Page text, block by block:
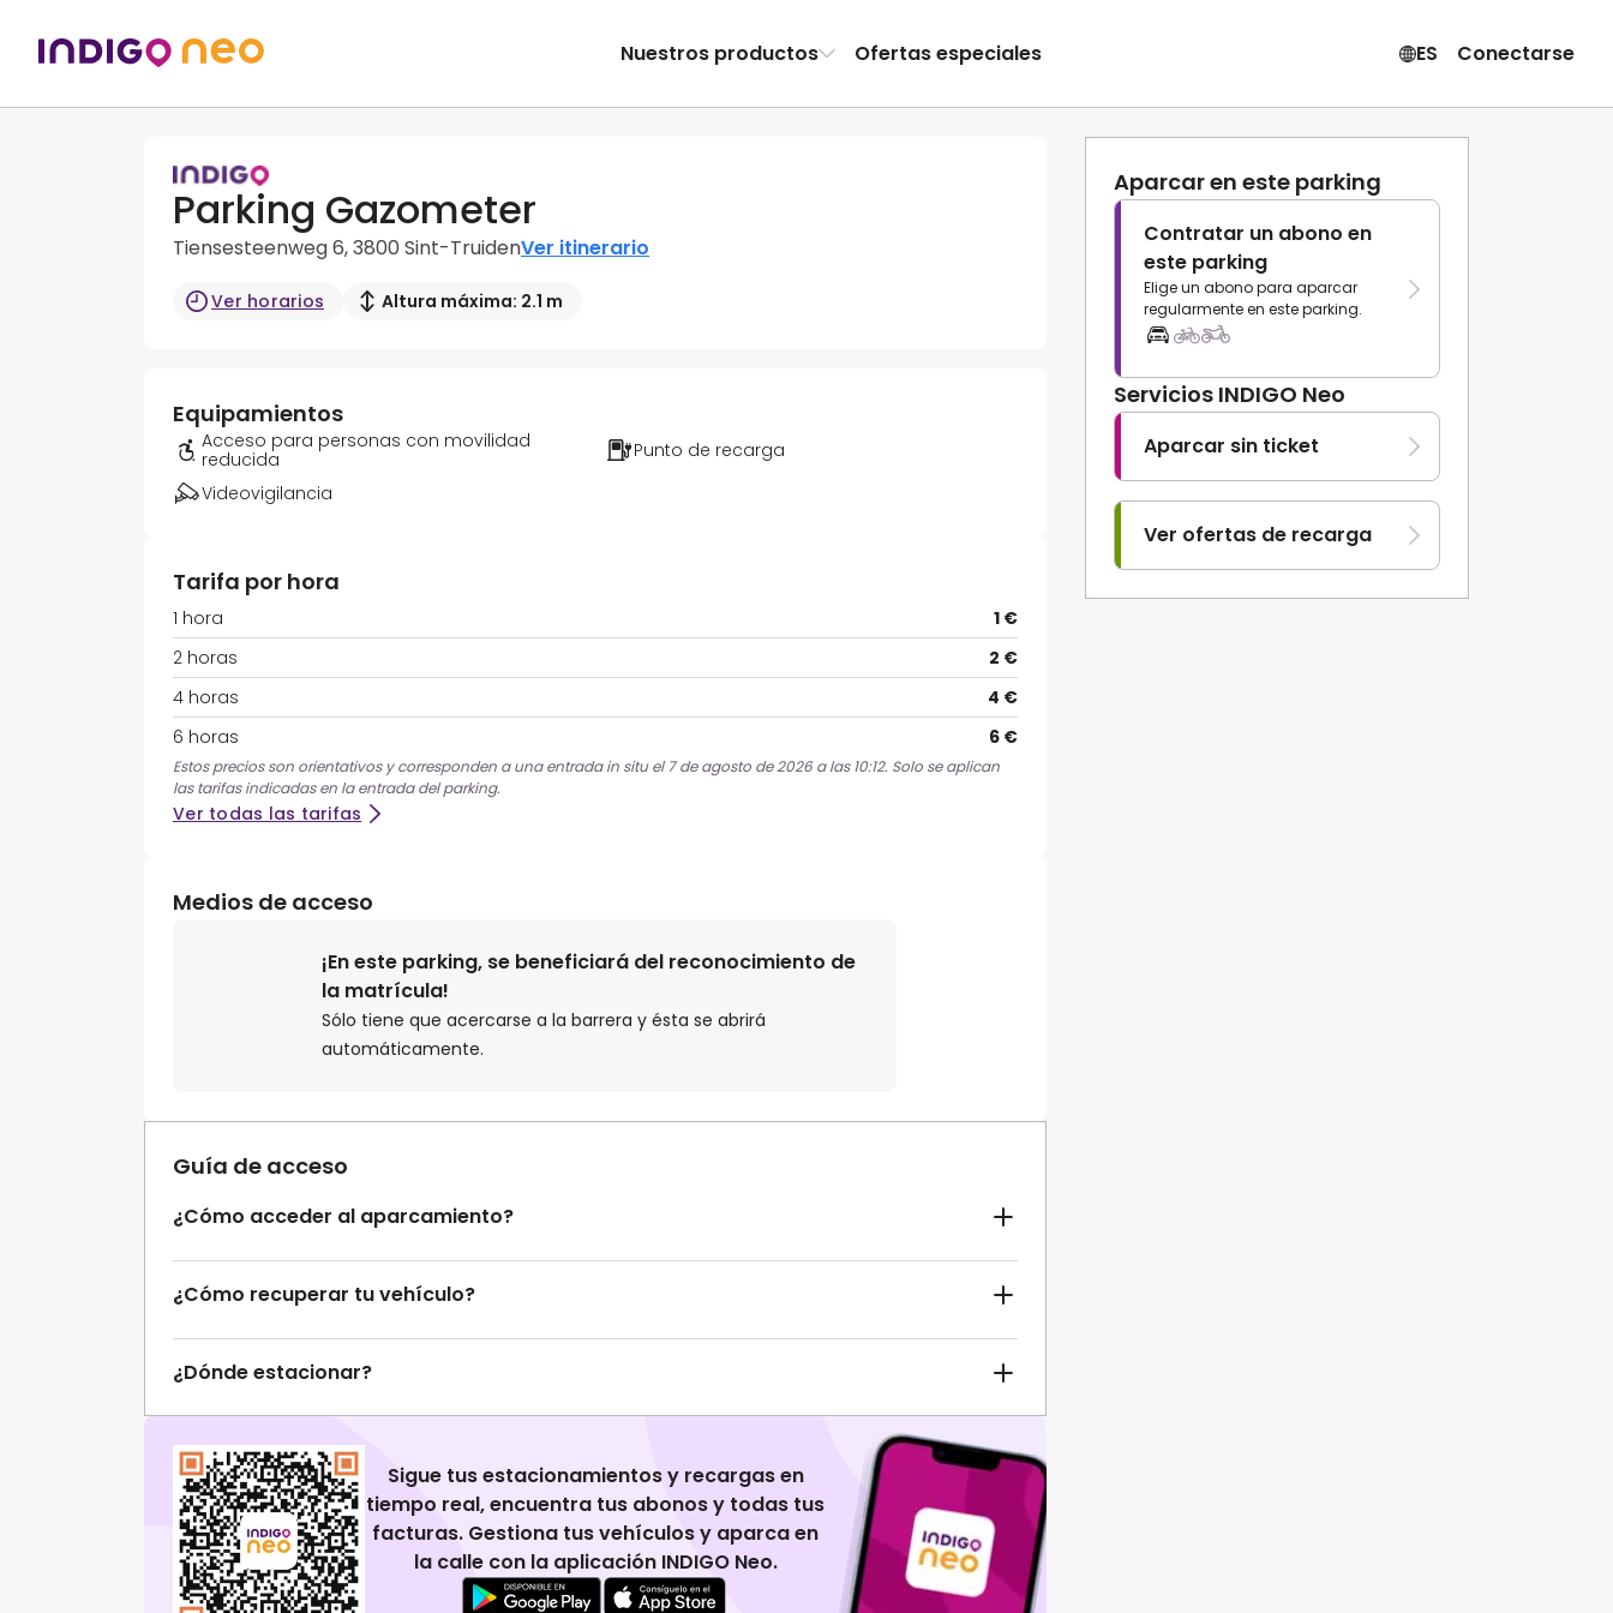
Nuestros productos Ofertas especiales ES Conectarse
Parking Gazometer
Tiensesteenweg 6, 3800 Sint-TruidenVer itinerario
Ver horarios Altura máxima: 2.1 m
Aparcar en este parking
Contratar un abono en
este parking
Elige un abono para aparcar
regularmente en este parking.
Servicios INDIGO Neo
Aparcar sin ticket
Ver ofertas de recarga
Equipamientos
Acceso para personas con movilidad
reducida
Punto de recarga
Videovigilancia
Tarifa por hora
1 hora
1 €
2 horas
2 €
4 horas
4 €
6 horas
6 €
Estos precios son orientativos y corresponden a una entrada in situ el 7 de agosto de 2026 a las 10:12. Solo se aplican
las tarifas indicadas en la entrada del parking.
Ver todas las tarifas
Medios de acceso
¡En este parking, se beneficiará del reconocimiento de
la matrícula!
Sólo tiene que acercarse a la barrera y ésta se abrirá
automáticamente.
Guía de acceso
¿Cómo acceder al aparcamiento?
¿Cómo recuperar tu vehículo?
¿Dónde estacionar?
Sigue tus estacionamientos y recargas en
tiempo real, encuentra tus abonos y todas tus
facturas. Gestiona tus vehículos y aparca en
la calle con la aplicación INDIGO Neo.